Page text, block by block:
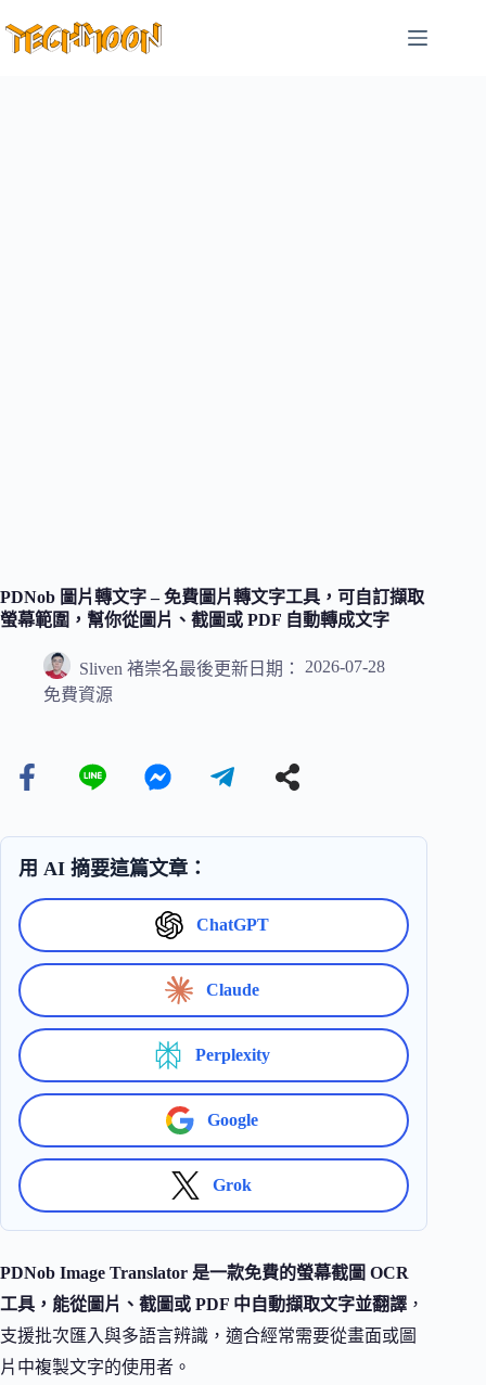
至
PDNob 圖片轉文字 – 免費圖片轉文字工具，可自訂擷取
螢幕範圍，幫你從圖片、截圖或 PDF 自動轉成文字
Sliven 褚崇名最後更新日期：
2026-07-28
免費資源
用 AI 摘要這篇文章：
ChatGPT
Claude
Perplexity
Google
Grok
PDNob Image Translator 是一款免費的螢幕截圖 OCR
工具，能從圖片、截圖或 PDF 中自動擷取文字並翻譯 ，
支援批次匯入與多語言辨識，適合經常需要從畫面或圖
片中複製文字的使用者。